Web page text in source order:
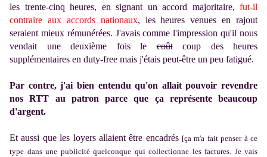
les trente-cinq heures, en signant un accord majoritaire, fut-il
contraire aux accords nationaux, les heures venues en rajout
seraient mieux rémunérées. J'avais comme l'impression qu'il nous
vendait une deuxième fois lecoûtcoup des heures
supplémentaires en duty-free mais j'étais peut-être un peu fatigué.
Par contre, j'ai bien entendu qu'on allait pouvoir revendre
nos RTT au patron parce que ça représente beaucoup
d'argent.
Et aussi que les loyers allaient être encadrés [ça m'a fait penser à ce
type dans une publicité quelconque qui collectionne les factures. Je vais